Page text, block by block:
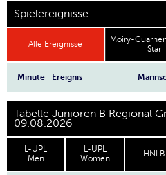
Spielereignisse
Alle Ereignisse
Moiry-
Star
Minute Ereignis
Tabelle Junioren B Regional
09.08.2026
L-UPL
Men
L-UPL
Women
HNLB